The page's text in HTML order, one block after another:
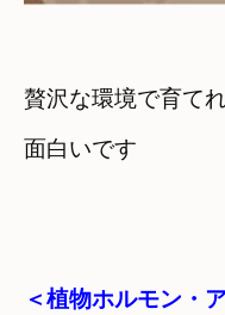
贅沢な環境で育て
＜植物ホルモン・